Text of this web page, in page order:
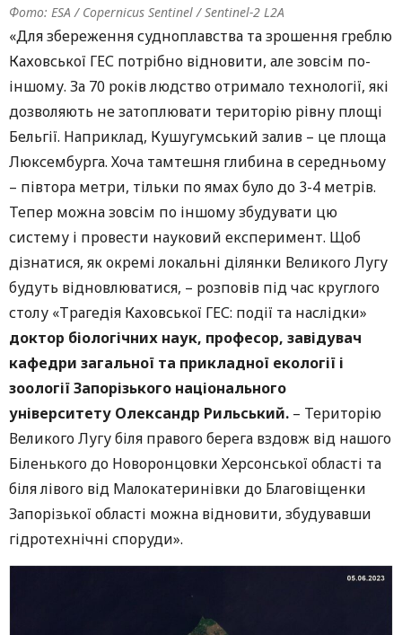
Фото: ESA / Copernicus Sentinel / Sentinel-2 L2A
«Для збереження судноплавства та зрошення греблю
Каховської ГЕС потрібно відновити, але зовсім по-
іншому. За 70 років людство отримало технології, які
дозволяють не затоплювати територію рівну площі
Бельгії. Наприклад, Кушугумський залив – це площа
Люксембурга. Хоча тамтешня глибина в середньому
– півтора метри, тільки по ямах було до 3-4 метрів.
Тепер можна зовсім по іншому збудувати цю
систему і провести науковий експеримент. Щоб
дізнатися, як окремі локальні ділянки Великого Лугу
будуть відновлюватися, – розповів під час круглого
столу «Трагедія Каховської ГЕС: події та наслідки»
доктор біологічних наук, професор, завідувач
кафедри загальної та прикладної екології і
зоології Запорізького національного
університету Олександр Рильський. – Територію
Великого Лугу біля правого берега вздовж від нашого
Біленького до Новоронцовки Херсонської області та
біля лівого від Малокатеринівки до Благовіщенки
Запорізької області можна відновити, збудувавши
гідротехнічні споруди».